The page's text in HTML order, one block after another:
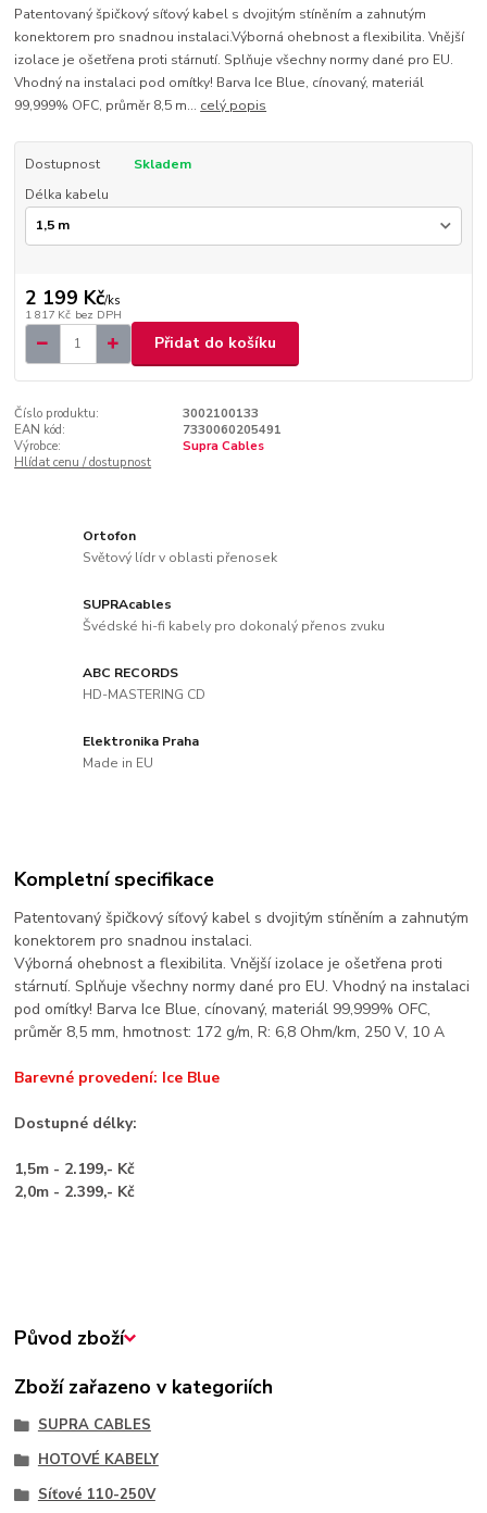
Patentovaný špičkový síťový kabel s dvojitým stíněním a zahnutým
konektorem pro snadnou instalaci.Výborná ohebnost a flexibilita. Vnější
izolace je ošetřena proti stárnutí. Splňuje všechny normy dané pro EU.
Vhodný na instalaci pod omítky! Barva Ice Blue, cínovaný, materiál
99,999% OFC, průměr 8,5 m... celý popis
Dostupnost
Skladem
Délka kabelu
2 199 Kč/ks
1 817 Kč bez DPH
Přidat do košíku
Číslo produktu:
3002100133
EAN kód:
7330060205491
Výrobce:
Supra Cables
Hlídat cenu / dostupnost
Ortofon
Světový lídr v oblasti přenosek
SUPRAcables
Švédské hi-fi kabely pro dokonalý přenos zvuku
ABC RECORDS
HD-MASTERING CD
Elektronika Praha
Made in EU
Kompletní specifikace
Patentovaný špičkový síťový kabel s dvojitým stíněním a zahnutým
konektorem pro snadnou instalaci.
Výborná ohebnost a flexibilita. Vnější izolace je ošetřena proti
stárnutí. Splňuje všechny normy dané pro EU. Vhodný na instalaci
pod omítky! Barva Ice Blue, cínovaný, materiál 99,999% OFC,
průměr 8,5 mm, hmotnost: 172 g/m, R: 6,8 Ohm/km, 250 V, 10 A
Barevné provedení: Ice Blue
Dostupné délky:
1,5m - 2.199,- Kč
2,0m - 2.399,- Kč
Původ zboží
Zboží zařazeno v kategoriích
SUPRA CABLES
HOTOVÉ KABELY
Síťové 110-250V